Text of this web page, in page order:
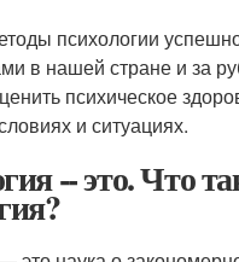
психологии
в нашей стране и за
психическое
и ситуациях.
-- это. Что